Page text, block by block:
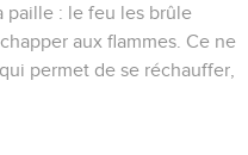
paille : le feu les brûle
aux flammes. Ce ne
permet de se réchauffer,